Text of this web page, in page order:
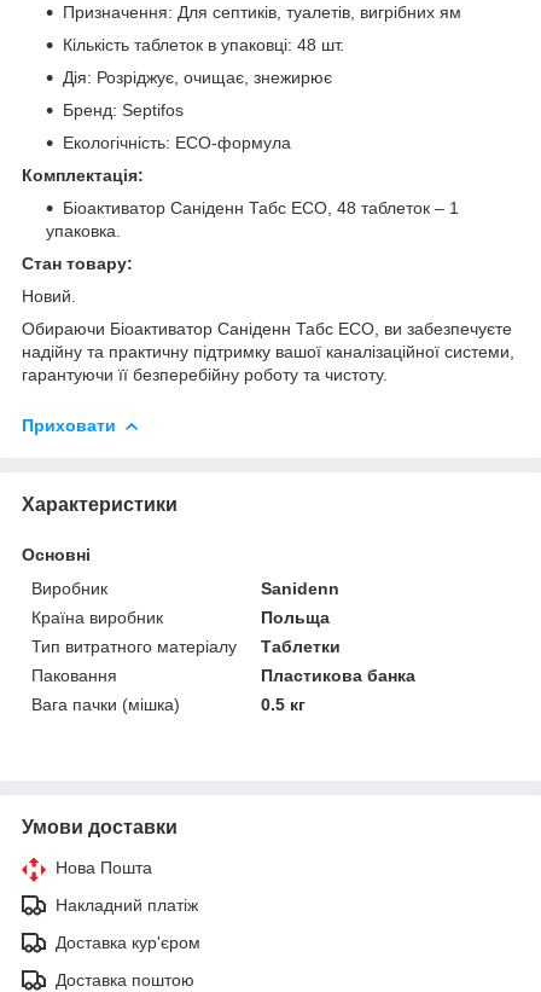
Призначення: Для септиків, туалетів, вигрібних ям
Кількість таблеток в упаковці: 48 шт.
Дія: Розріджує, очищає, знежирює
Бренд: Septifos
Екологічність: ECO-формула
Комплектація:
Біоактиватор Саніденн Табс ECO, 48 таблеток – 1
упаковка.
Стан товару:
Новий.
Обираючи Біоактиватор Саніденн Табс ECO, ви забезпечуєте
надійну та практичну підтримку вашої каналізаційної системи,
гарантуючи її безперебійну роботу та чистоту.
Приховати
Характеристики
Основні
Виробник
Sanidenn
Країна виробник
Польща
Тип витратного матеріалу
Таблетки
Паковання
Пластикова банка
Вага пачки (мішка)
0.5 кг
Умови доставки
Нова Пошта
Накладний платіж
Доставка кур'єром
Доставка поштою